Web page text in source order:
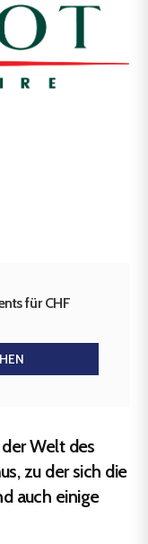
für CHF
Welt des
zu der sich die
auch einige